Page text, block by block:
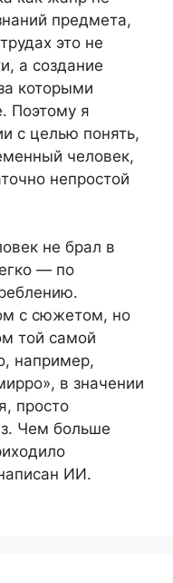
предмета,
это не
а создание
которыми
Поэтому я
с целью понять,
человек,
непростой
не брал в
— по
с сюжетом, но
той самой
например,
в значении
просто
Чем больше
ИИ.